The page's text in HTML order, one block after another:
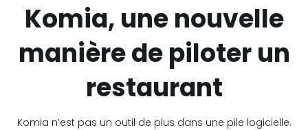
Komia, une nouvelle
manière de piloter un
restaurant
Komia n’est pas un outil de plus dans une pile logicielle.